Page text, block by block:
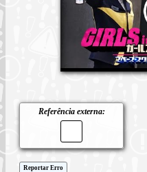
Referência externa:
Reportar Erro